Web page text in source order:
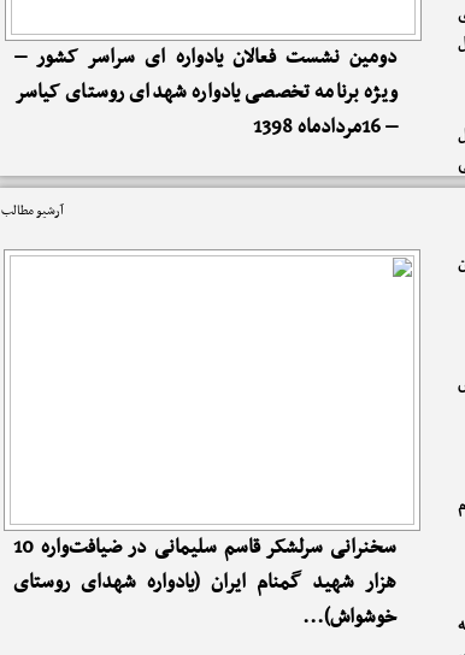
دومین نشست فعالان یادواره ای سراسر کشور –
ویژه برنامه تخصصی یادواره شهدای روستای کیاسر
– 16مردادماه 1398
آرشیو مطالب
سخنرانی سرلشکر قاسم سلیمانی در ضیافت‌واره 10
هزار شهید گمنام ایران (یادواره شهدای روستای
خوشواش)...